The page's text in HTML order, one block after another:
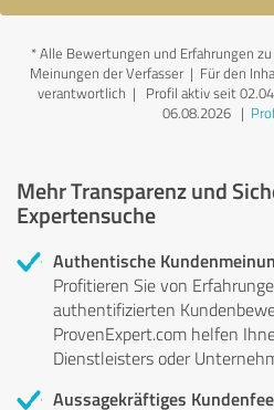
*Alle Bewertungen und Erfahrungen
Meinungen der Verfasser | Für den
verantwortlich | Profil aktiv seit
06.08.2026 |
Mehr Transparenz und
Expertensuche
Authentische
Profitieren Sie von
authentifizierten
ProvenExpert.com helfen
Dienstleisters oder
Aussagekräftiges